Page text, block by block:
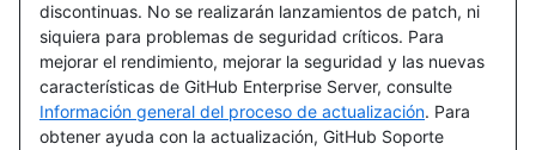
discontinuas. No se realizarán lanzamientos de patch, ni
siquiera para problemas de seguridad críticos. Para
mejorar el rendimiento, mejorar la seguridad y las nuevas
características de GitHub Enterprise Server, consulte
Información general del proceso de actualización. Para
obtener ayuda con la actualización, GitHub Soporte